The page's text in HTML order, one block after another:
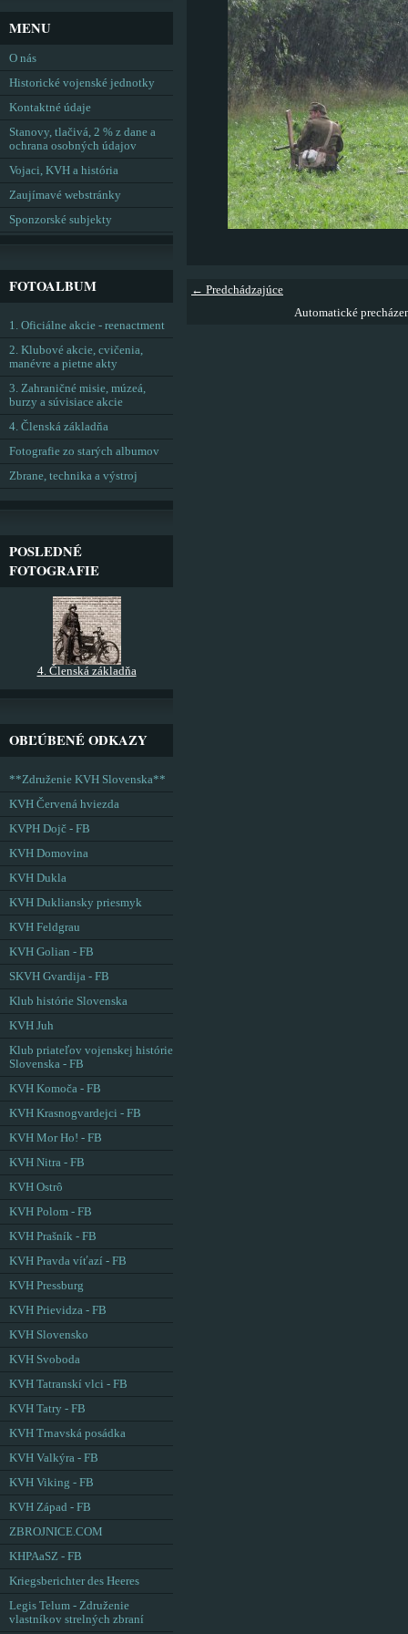
← Predchádzajúce
Automatické
MENU
O nás
Historické vojenské jednotky
Kontaktné údaje
Stanovy, tlačivá, 2 % z dane a
ochrana osobných údajov
Vojaci, KVH a história
Zaujímavé webstránky
Sponzorské subjekty
FOTOALBUM
1. Oficiálne akcie - reenactment
2. Klubové akcie, cvičenia,
manévre a pietne akty
3. Zahraničné misie, múzeá,
burzy a súvisiace akcie
4. Členská základňa
Fotografie zo starých albumov
Zbrane, technika a výstroj
POSLEDNÉ
FOTOGRAFIE
4. Členská základňa
OBĽÚBENÉ ODKAZY
**Združenie KVH Slovenska**
KVH Červená hviezda
KVPH Dojč - FB
KVH Domovina
KVH Dukla
KVH Dukliansky priesmyk
KVH Feldgrau
KVH Golian - FB
SKVH Gvardija - FB
Klub histórie Slovenska
KVH Juh
Klub priateľov vojenskej histórie
Slovenska - FB
KVH Komoča - FB
KVH Krasnogvardejci - FB
KVH Mor Ho! - FB
KVH Nitra - FB
KVH Ostrô
KVH Polom - FB
KVH Prašník - FB
KVH Pravda víťazí - FB
KVH Pressburg
KVH Prievidza - FB
KVH Slovensko
KVH Svoboda
KVH Tatranskí vlci - FB
KVH Tatry - FB
KVH Trnavská posádka
KVH Valkýra - FB
KVH Viking - FB
KVH Západ - FB
ZBROJNICE.COM
KHPAaSZ - FB
Kriegsberichter des Heeres
Legis Telum - Združenie
vlastníkov strelných zbraní